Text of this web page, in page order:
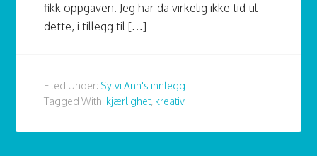
fikk oppgaven. Jeg har da virkelig ikke tid til
dette, i tillegg til […]
Filed Under: Sylvi Ann's innlegg
Tagged With: kjærlighet, kreativ